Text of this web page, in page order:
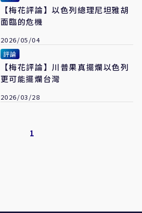
【梅花評論】以色列總理尼坦雅胡
面臨的危機
2026/05/04
評論
【梅花評論】川普果真擺爛以色列
更可能擺爛台灣
2026/03/28
1